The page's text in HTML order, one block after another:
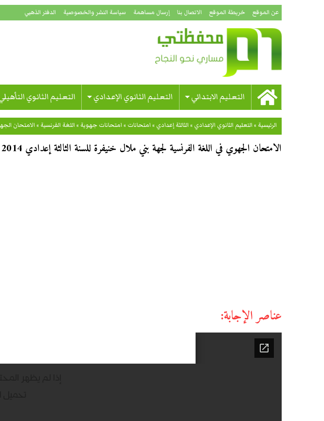
عن الموقع خريطة الموقع الاتصال بنا إرسال مساهمة سياسة النشر والخصوصية الدفتر الذهبي
التعليم الابتدائي التعليم الثانوي الإعدادي التعليم الثانوي
الرئيسية »التعليم الثانوي الإعدادي »الثالثة إعدادي »امتحانات »امتحانات جهوية »اللغة الفرنسية »الامتحان
الامتحان الجهوي في اللغة الفرنسية لجهة بني ملال خنيفرة للسنة الثالثة إعدادي 2014
عناصر الإجابة: